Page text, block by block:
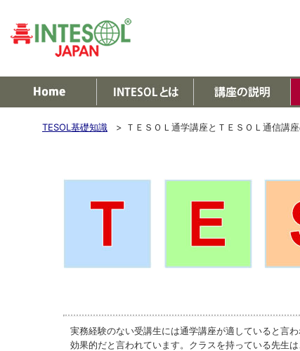
TESOL基礎知識 > ＴＥＳＯＬ通学講座とＴＥＳＯＬ通信講
実務経験のない受講生には通学講座が適していると言
効果的だと言われています。クラスを持っている先生